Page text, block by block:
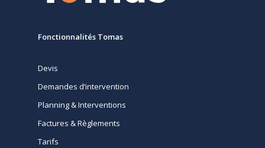
Fonctionnalités Tomas
Devis
Demandes d’intervention
Planning & Interventions
Factures & Règlements
Tarifs